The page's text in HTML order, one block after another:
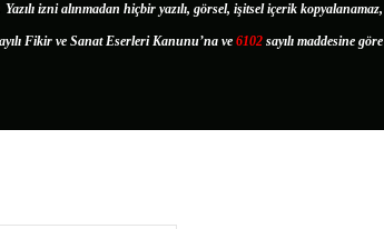
Yazılı izni alınmadan hiçbir yazılı, görsel, işitsel içerik kopyalanamaz,
Fikir ve Sanat Eserleri Kanunu’na ve 6102 sayılı maddesine göre